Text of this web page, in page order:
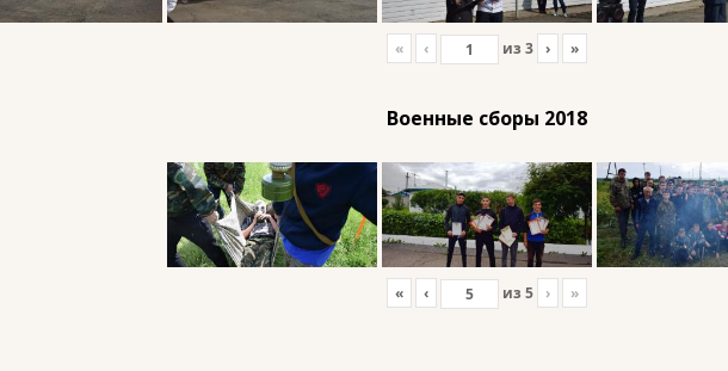
« ‹ из 3 › »
Военные сборы 2018
« ‹ из 5 › »